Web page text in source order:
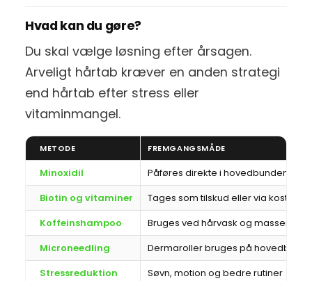
Hvad kan du gøre?
Du skal vælge løsning efter årsagen.
Arveligt hårtab kræver en anden strategi
end hårtab efter stress eller
vitaminmangel.
METODE FREMGANGSMÅDE
Minoxidil
Påføres direkte i hovedbunden 2
Biotin og vitaminer
Tages som tilskud eller via kosten
Koffeinshampoo
Bruges ved hårvask og masseres
Microneedling
Dermaroller bruges på
Stressreduktion
Søvn, motion og bedre rutiner